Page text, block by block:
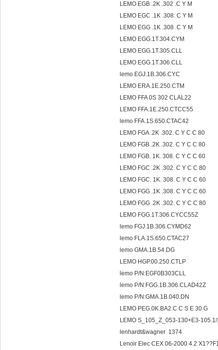
LEMO EGB .2K .302 .C Y M
LEMO EGC .1K .308. C Y M
LEMO EGG .1K .308 .C Y M
LEMO EGG.1T.304.CYM
LEMO EGG.1T.305.CLL
LEMO EGG.1T.306.CLL
lemo EGJ.1B.306.CYC
LEMO ERA.1E.250.CTM
LEMO FFA 0S 302 CLAL22
LEMO FFA.1E.250.CTCC55
lemo FFA.1S.650.CTAC42
LEMO FGA .2K .302. C Y C C 80
LEMO FGB .2K .302. C Y C C 80
LEMO FGB. 1K. 308. C Y C C 60
LEMO FGC .2K .302. C Y C C 80
LEMO FGC. 1K. 308. C Y C C 60
LEMO FGG .1K .308. C Y C C 60
LEMO FGG .2K .302. C Y C C 80
LEMO FGG.1T.306.CYCC55Z
lemo FGJ.1B.306.CYMD62
lemo FLA.1S.650.CTAC27
lemo GMA.1B.54.DG
LEMO HGP.00.250.CTLP
lemo P/N:EGF0B303CLL
lemo P/N:FGG.1B.306.CLAD42Z
lemo P/N:GMA.1B.040.DN
LEMO PEG.0K.BA2.C C S E 30 G
LEMO S_105_Z_053-130+E3-
lenhardt&wagner 1374
Lenoir Elec CEX 06-2000 4.2